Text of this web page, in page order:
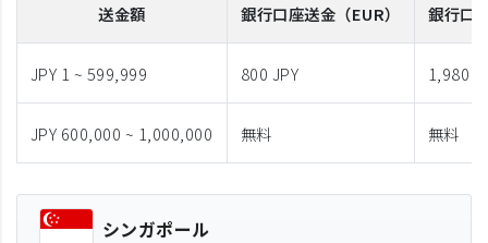
送金額 銀行口座送金 （EUR） 銀行口
JPY 1 ~ 599,999 800 JPY 1,980
JPY 600,000 ~ 1,000,000 無料 無料
シンガポール